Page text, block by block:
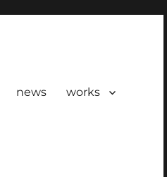
news works